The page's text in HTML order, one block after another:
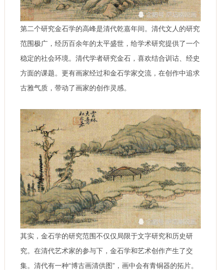
第二个研究金石学的高峰是清代乾嘉年间。清代文人的研究
范围极广，经历百余年的太平盛世，给学术研究提供了一个
稳定的社会环境。清代学者研究金石，喜欢结合训诂、经史
方面的课题。更有画家经过和金石学家交流，在创作中追求
古雅气质，带动了画家的创作灵感。
其实，金石学的研究范围不仅仅局限于文字研究和历史研
究。在清代艺术家的参与下，金石学和艺术创作产生了交
集。清代有一种“博古画清供图”，画中会有青铜器的拓片。